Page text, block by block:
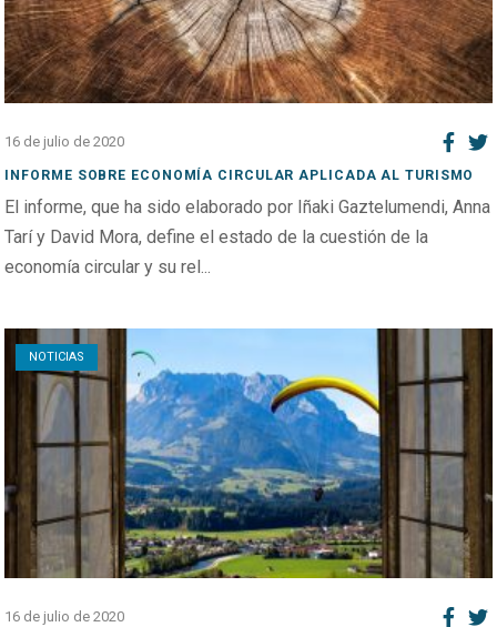
16 de julio de 2020
INFORME SOBRE ECONOMÍA CIRCULAR APLICADA AL TURISMO
El informe, que ha sido elaborado por Iñaki Gaztelumendi, Anna
Tarí y David Mora, define el estado de la cuestión de la
economía circular y su rel...
NOTICIAS
Open post
16 de julio de 2020